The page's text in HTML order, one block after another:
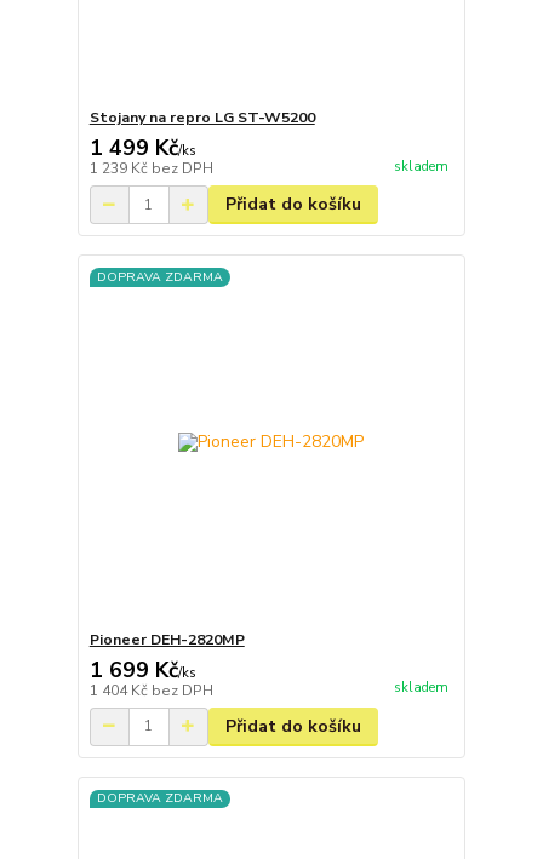
Stojany na repro LG ST-W5200
1 499 Kč/ks
1 239 Kč bez DPH skladem
Přidat do košíku
DOPRAVA ZDARMA
Pioneer DEH-2820MP
1 699 Kč/ks
1 404 Kč bez DPH skladem
Přidat do košíku
DOPRAVA ZDARMA